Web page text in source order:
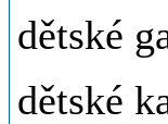
dětské
dětské